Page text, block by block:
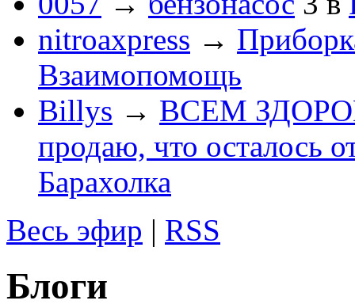
nitroaxpress →
Взаимопомощь
Billys → ВСЕМ
продаю, что осталось
Барахолка
Весь эфир | RSS
Блоги